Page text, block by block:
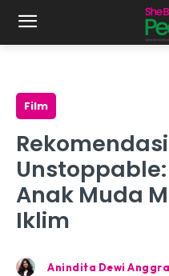
Film
Anak Muda
Iklim
Anindita Dewi